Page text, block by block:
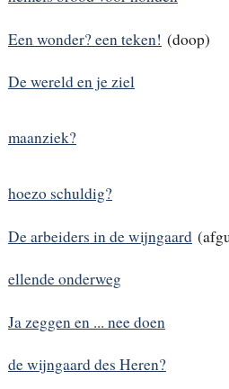
Een wonder? een teken! (doop)
De wereld en je ziel
maanziek?
hoezo schuldig?
De arbeiders in de wijngaard
ellende onderweg
Ja zeggen en ... nee doen
de wijngaard des Heren?